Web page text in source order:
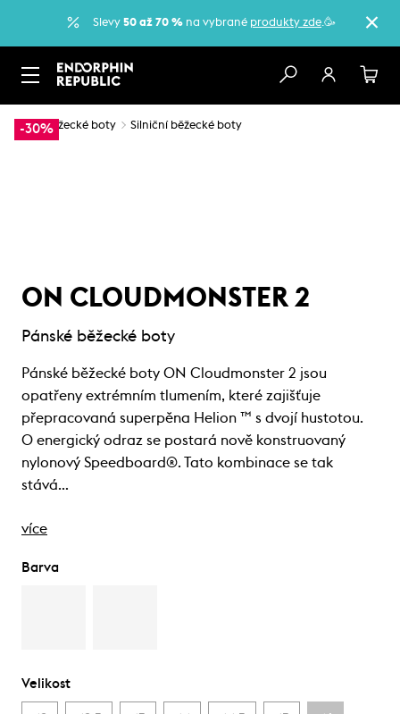
Slevy 50 až 70 % na vybrané produkty zde.🥳
-30%
… Běžecké boty Silniční běžecké boty
ON CLOUDMONSTER 2
Pánské běžecké boty
Pánské běžecké boty ON Cloudmonster 2 jsou
opatřeny extrémním tlumením, které zajišťuje
přepracovaná superpěna Helion ™ s dvojí hustotou.
O energický odraz se postará nově konstruovaný
nylonový Speedboard®. Tato kombinace se tak
stává…
více
Barva
Velikost